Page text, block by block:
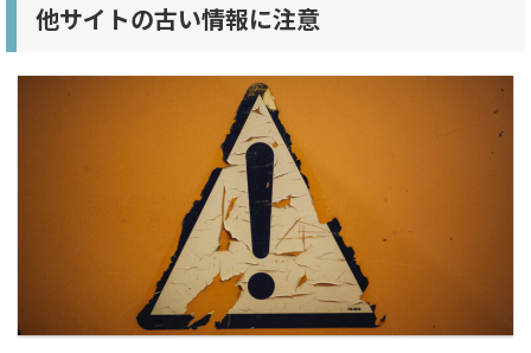
他サイトの古い情報に注意